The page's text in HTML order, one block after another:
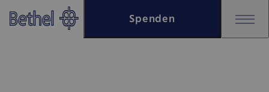
Zum Hauptinhalt springen
Zur Fußzeile springen
Spenden